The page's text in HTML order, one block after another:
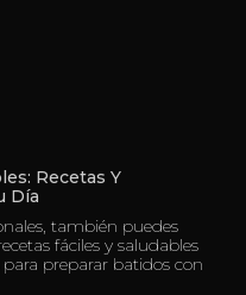
Recetas Y
Día
también puedes
fáciles y saludables
preparar batidos con